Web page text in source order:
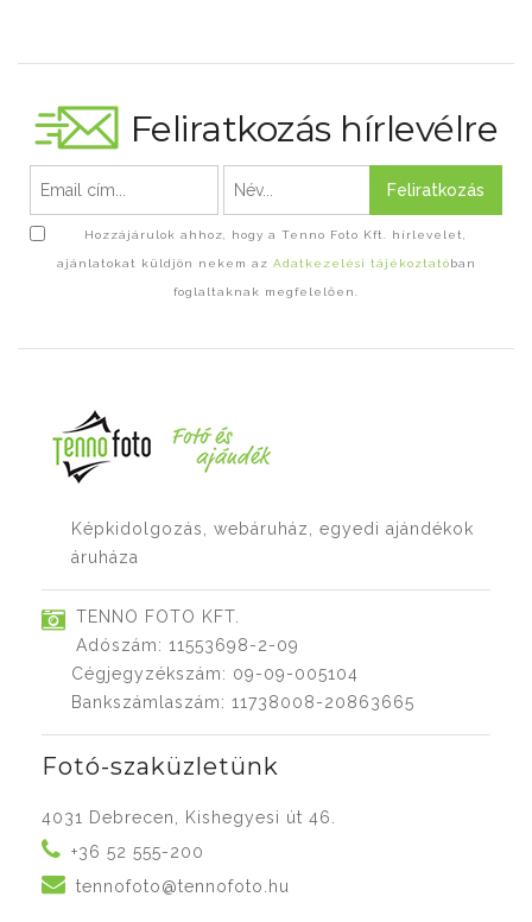
Feliratkozás hírlevélre
Feliratkozás
Hozzájárulok ahhoz, hogy a Tenno Foto Kft. hírlevelet,
ajánlatokat küldjön nekem az Adatkezelési tájékoztatóban
foglaltaknak megfelelően.
Képkidolgozás, webáruház, egyedi ajándékok
áruháza
TENNO FOTO KFT.
Adószám: 11553698-2-09
Cégjegyzékszám: 09-09-005104
Bankszámlaszám: 11738008-20863665
Fotó-szaküzletünk
4031 Debrecen, Kishegyesi út 46.
+36 52 555-200
tennofoto@tennofoto.hu